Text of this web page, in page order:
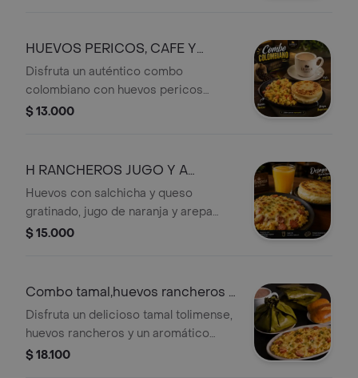
clásico, sencillo y reconfortante, ideal
HUEVOS PERICOS, CAFE Y
AREPA BOYACENSE
Disfruta un auténtico combo
colombiano con huevos pericos
recién preparados, arepa boyacense
comenzar el día con el sabor, la
$ 13.000
H RANCHEROS JUGO Y A
BOYACENSE
Huevos con salchicha y queso
gratinado, jugo de naranja y arepa
boyacense Un desayuno completo
deliciosa arepa boyacense y un
Ideal para empezar el día con todo el
sabor colombiano.
$ 15.000
Combo tamal,huevos rancheros y
cafe
Disfruta un delicioso tamal tolimense,
huevos rancheros y un aromático
café recién preparado. ¡El sabor
$ 18.100